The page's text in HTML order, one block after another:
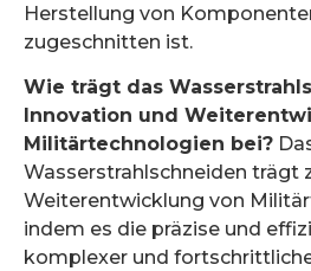
Herstellung von
zugeschnitten ist.
Wie trägt das
Innovation und
Militärtechnologien bei?
Wasserstrahlschneiden trägt
Weiterentwicklung von
indem es die präzise und
komplexer und